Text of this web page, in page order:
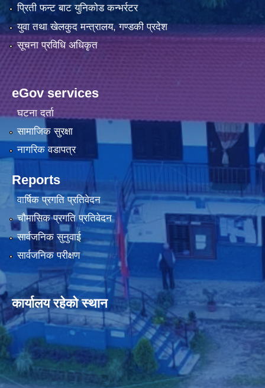
प्रिती फन्ट बाट युनिकोड कन्भर्रटर
युवा तथा खेलकुद मन्त्रालय, गण्डकी प्रदेश
सूचना प्रविधि अधिकृत
eGov services
घटना दर्ता
सामाजिक सुरक्षा
नागरिक वडापत्र
Reports
वार्षिक प्रगति प्रतिवेदन
चौमासिक प्रगति प्रतिवेदन
सार्वजनिक सुनुवाई
सार्वजनिक परीक्षण
कार्यालय रहेको स्थान